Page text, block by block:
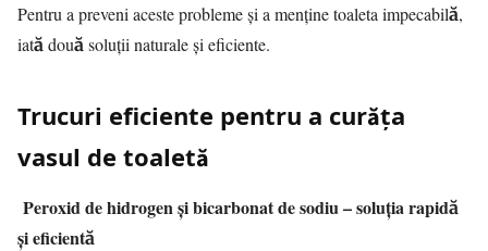
Pentru a preveni aceste probleme și a menține toaleta impecabilă,
iată două soluții naturale și eficiente.
Trucuri eficiente pentru a curăța
vasul de toaletă
Peroxid de hidrogen și bicarbonat de sodiu – soluția rapidă
și eficientă